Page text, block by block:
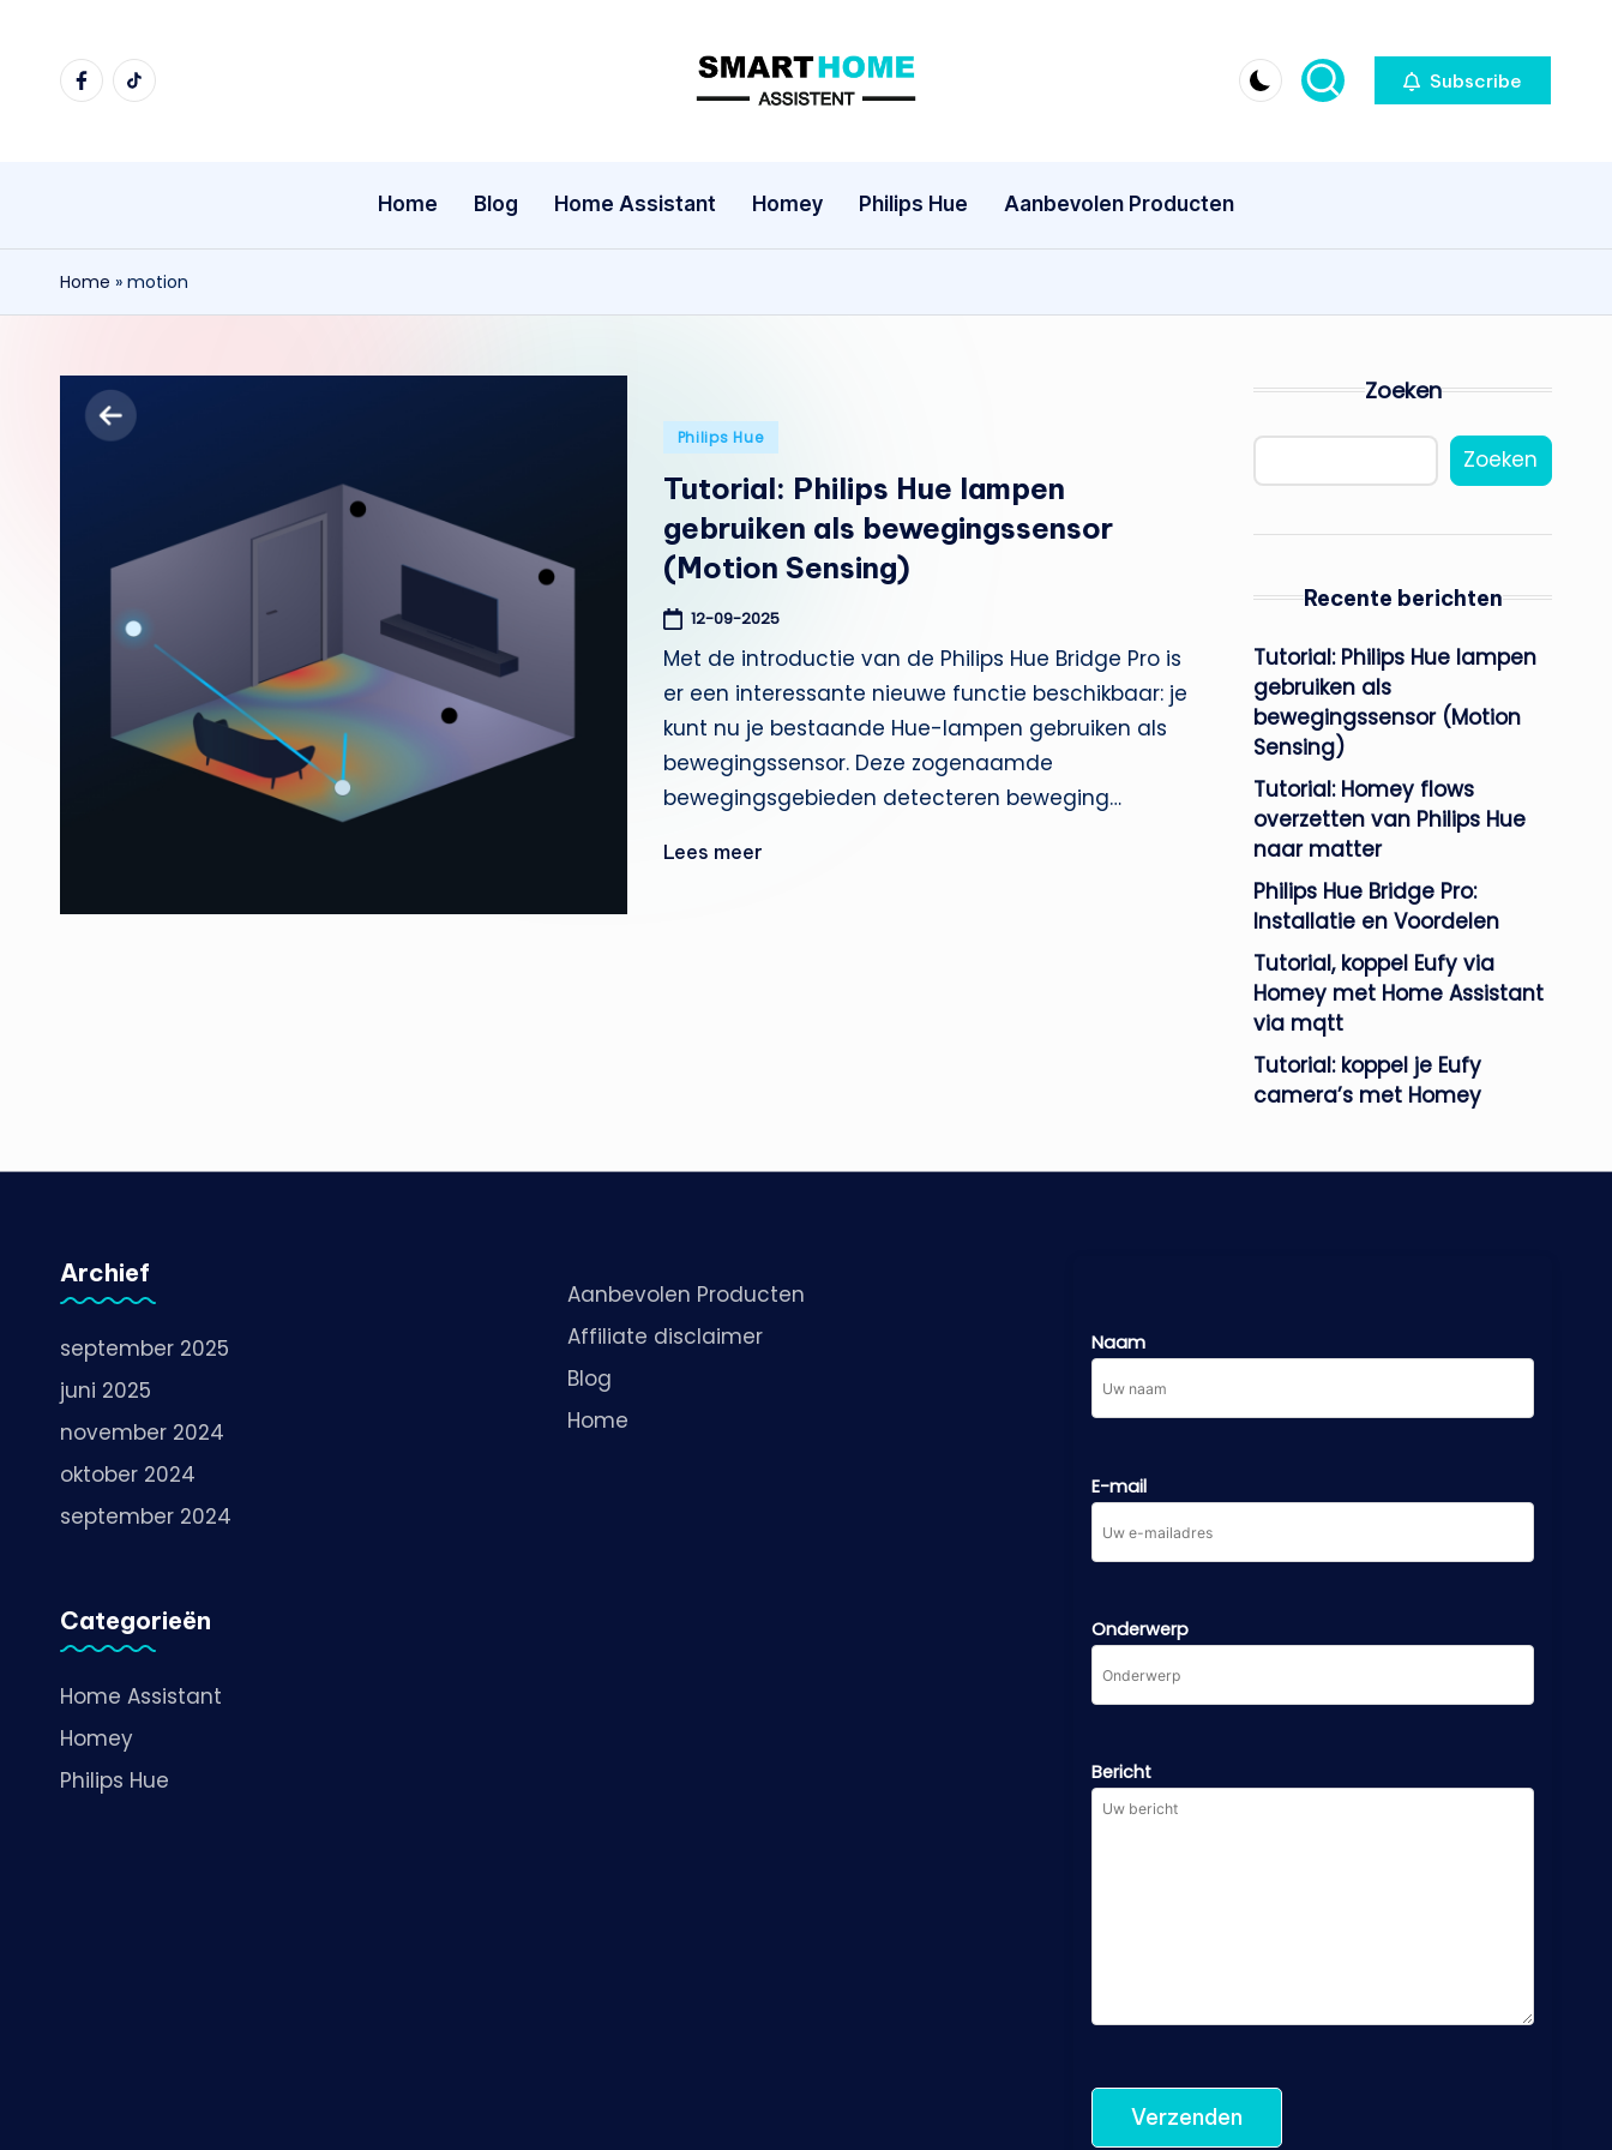
facebook
tiktok
S
a
rt
h
A
s
s
t
e
n
Subscribe
Home Blog Home Assistant Homey Philips Hue Aanbevolen Producten
Home » motion
Geplaatst
Philips Hue
Tutorial: Philips Hue lampen
gebruiken als bewegingssensor
(Motion Sensing)
12-09-2025
Met de introductie van de Philips Hue Bridge Pro is
er een interessante nieuwe functie beschikbaar: je
kunt nu je bestaande Hue-lampen gebruiken als
bewegingssensor. Deze zogenaamde
bewegingsgebieden detecteren beweging…
Lees meer
Zoeken
Zoeken
Recente berichten
Tutorial: Philips Hue lampen
gebruiken als
bewegingssensor (Motion
Sensing)
Tutorial: Homey flows
overzetten van Philips Hue
naar matter
Philips Hue Bridge Pro:
Installatie en Voordelen
Tutorial, koppel Eufy via
Homey met Home Assistant
via mqtt
Tutorial: koppel je Eufy
camera’s met Homey
Archief
september 2025
juni 2025
november 2024
oktober 2024
september 2024
Categorieën
Home Assistant
Homey
Philips Hue
Aanbevolen Producten
Affiliate disclaimer
Blog
Home
Naam
E-mail
Onderwerp
Bericht